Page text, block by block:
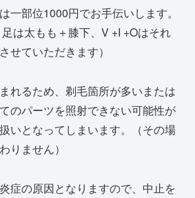
一部位1000円でお手伝いします。
足は太もも＋膝下、V +I +Oはそれ
せていただきます）
れるため、剃毛箇所が多いまたは
のパーツを照射できない可能性が
いとなってしまいます。（その場
りません）
症の原因となりますので、中止を